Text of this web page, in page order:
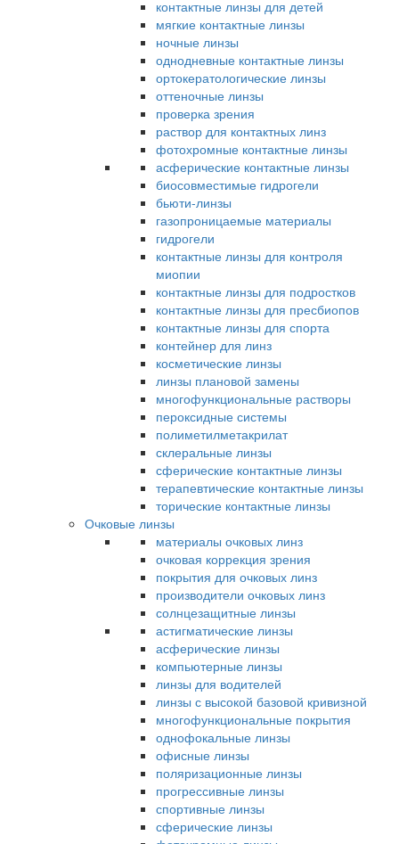
контактные линзы для детей
мягкие контактные линзы
ночные линзы
однодневные контактные линзы
ортокератологические линзы
оттеночные линзы
проверка зрения
раствор для контактных линз
фотохромные контактные линзы
асферические контактные линзы
биосовместимые гидрогели
бьюти-линзы
газопроницаемые материалы
гидрогели
контактные линзы для контроля
миопии
контактные линзы для подростков
контактные линзы для пресбиопов
контактные линзы для спорта
контейнер для линз
косметические линзы
линзы плановой замены
многофункциональные растворы
пероксидные системы
полиметилметакрилат
склеральные линзы
сферические контактные линзы
терапевтические контактные линзы
торические контактные линзы
Очковые линзы
материалы очковых линз
очковая коррекция зрения
покрытия для очковых линз
производители очковых линз
солнцезащитные линзы
астигматические линзы
асферические линзы
компьютерные линзы
линзы для водителей
линзы с высокой базовой кривизной
многофункциональные покрытия
однофокальные линзы
офисные линзы
поляризационные линзы
прогрессивные линзы
спортивные линзы
сферические линзы